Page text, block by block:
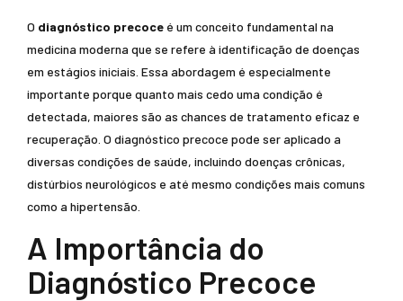
O diagnóstico precoce é um conceito fundamental na
medicina moderna que se refere à identificação de doenças
em estágios iniciais. Essa abordagem é especialmente
importante porque quanto mais cedo uma condição é
detectada, maiores são as chances de tratamento eficaz e
recuperação. O diagnóstico precoce pode ser aplicado a
diversas condições de saúde, incluindo doenças crônicas,
distúrbios neurológicos e até mesmo condições mais comuns
como a hipertensão.
A Importância do
Diagnóstico Precoce